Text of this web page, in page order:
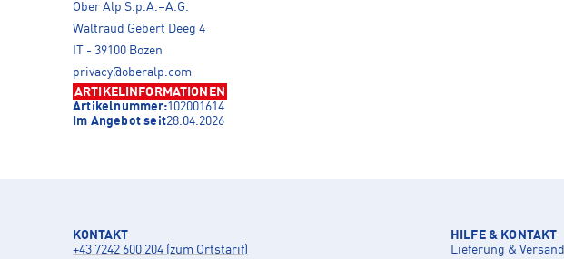
Ober Alp S.p.A.–A.G.
Waltraud Gebert Deeg 4
IT - 39100 Bozen
privacy@oberalp.com
ARTIKELINFORMATIONEN
Artikelnummer:102001614
Im Angebot seit28.04.2026
KONTAKT
+43 7242 600 204 (zum Ortstarif)
HILFE & KONTAKT
Lieferung & Versand